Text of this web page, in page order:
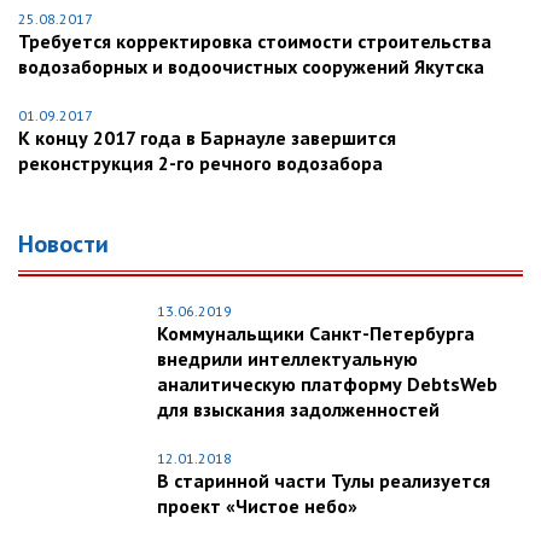
25.08.2017
Требуется корректировка стоимости строительства
водозаборных и водоочистных сооружений Якутска
01.09.2017
К концу 2017 года в Барнауле завершится
реконструкция 2-го речного водозабора
Новости
13.06.2019
Коммунальщики Санкт-Петербурга
внедрили интеллектуальную
аналитическую платформу DebtsWeb
для взыскания задолженностей
12.01.2018
В старинной части Тулы реализуется
проект «Чистое небо»